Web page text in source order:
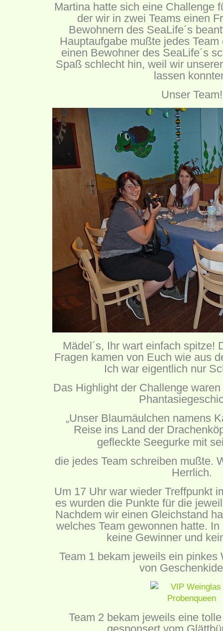
Martina hatte sich eine Challenge
der wir in zwei Teams einen
Bewohnern des SeaLife´s
Hauptaufgabe mußte jedes
einen Bewohner des SeaLife´s
Spaß schlecht hin, weil wir
lassen
Unser Team!
Mädel´s, Ihr wart einfach spitze!
Fragen kamen von Euch wie aus
Ich war eigentlich nur
Das Highlight der Challenge
„Unser Blaumäulchen namens
Reise ins Land der
gefleckte Seegurke mit
die jedes Team schreiben mußte.
Herrlich.
Um 17 Uhr war wieder Treffpunkt
es wurden die Punkte für die
Nachdem wir einen Gleichstand
welches Team gewonnen hatte.
keine Gewinner und
Team 1 bekam jeweils ein pinkes
von
Team 2 bekam jeweils eine